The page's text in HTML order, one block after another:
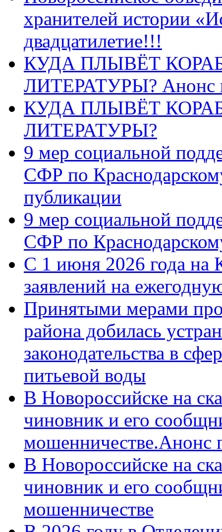
хранителей истории
двадцатилетие!!!
КУДА ПЛЫВЁТ
ЛИТЕРАТУРЫ? Анонс
КУДА ПЛЫВЁТ
ЛИТЕРАТУРЫ?
9 мер социальной
СФР по
публикации
9 мер социальной
СФР по
С 1 июня 2026 года на
заявлений на
Принятыми мерами
района добилась
законодательства в
питьевой воды
В Новороссийске на
чиновник и его
мошенничестве.Анонс
В Новороссийске на
чиновник и его
мошенничестве